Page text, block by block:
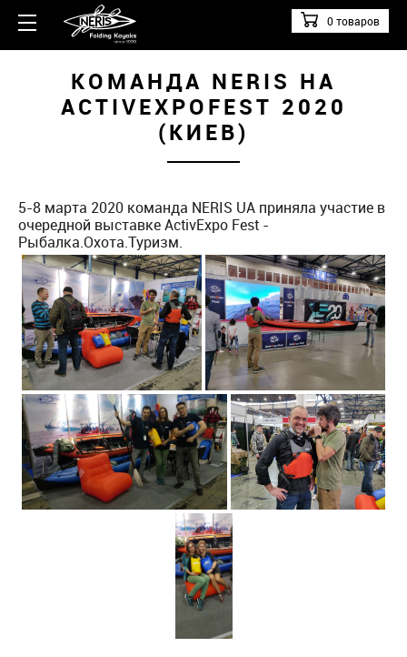
0 товаров
КОМАНДА NERIS НА
ACTIVEXPOFEST 2020
(КИЕВ)
5-8 марта 2020 команда NERIS UA приняла участие в
очередной выставке ActivExpo Fest -
Рыбалка.Охота.Туризм.